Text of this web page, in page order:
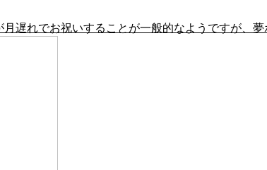
遅れでお祝いすることが一般的なようですが